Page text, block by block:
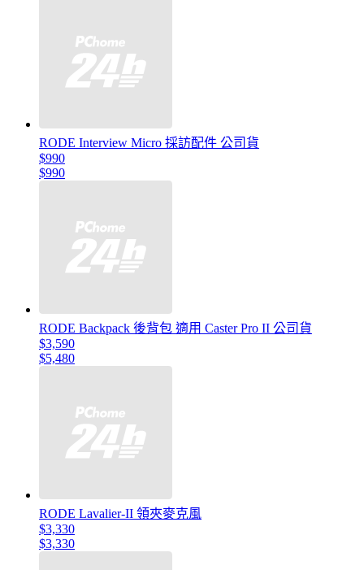
RODE Interview Micro 採訪配件 公司貨
$990
$990
RODE Backpack 後背包 適用 Caster Pro II 公司貨
$3,590
$5,480
RODE Lavalier-II 領夾麥克風
$3,330
$3,330